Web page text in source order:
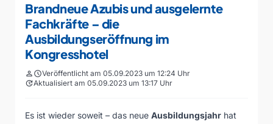
Brandneue Azubis und ausgelernte
Fachkräfte – die
Ausbildungseröffnung im
Kongresshotel
personscheduleVeröffentlicht am 05.09.2023 um 12:24 Uhr
updateAktualisiert am 05.09.2023 um 13:17 Uhr
Es ist wieder soweit – das neue Ausbildungsjahr hat